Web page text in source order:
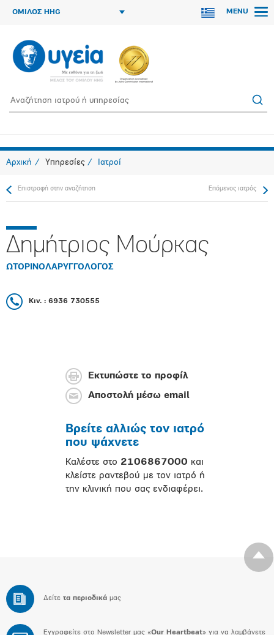
ΟΜΙΛΟΣ HHG MENU
Αρχική Υπηρεσίες Ιατροί
Επιστροφή στην αναζήτηση Επόμενος ιατρός
Δημήτριος Μούρκας
ΩΤΟΡΙΝΟΛΑΡΥΓΓΟΛΟΓΟΣ
Κιν. : 6936 730555
Εκτυπώστε το προφίλ
Αποστολή μέσω email
Βρείτε αλλιώς τον ιατρό
που ψάχνετε
Καλέστε στο 2106867000 και
κλείστε ραντεβού με τον ιατρό ή
την κλινική που σας ενδιαφέρει.
Δείτε τα περιοδικά μας
Εγγραφείτε στο Newsletter μας «Our Heartbeat» για να λαμβάνετε